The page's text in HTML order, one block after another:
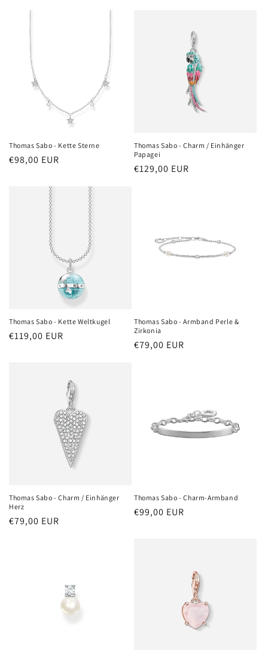
Thomas Sabo - Kette Sterne
Normaler
€98,00 EUR
Thomas Sabo - Charm / Einhänger
Papagei
Normaler
€129,00 EUR
Thomas Sabo - Kette Weltkugel
Normaler
€119,00 EUR
Thomas Sabo - Armband Perle &
Zirkonia
Normaler
€79,00 EUR
Thomas Sabo - Charm / Einhänger
Herz
Normaler
€79,00 EUR
Thomas Sabo - Charm-Armband
Normaler
€99,00 EUR